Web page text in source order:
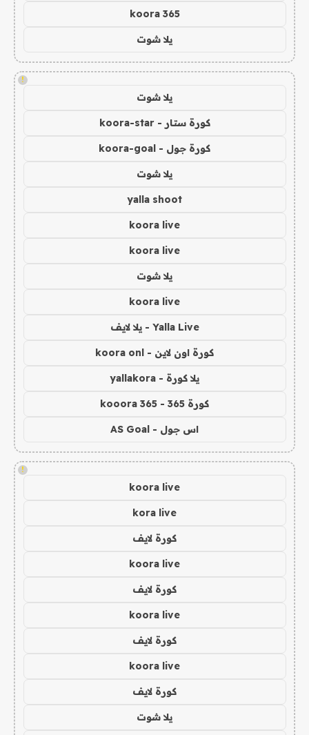
koora 365
يلا شوت
!
يلا شوت
كورة ستار - koora-star
كورة جول - koora-goal
يلا شوت
yalla shoot
koora live
koora live
يلا شوت
koora live
Yalla Live - يلا لايف
كورة اون لاين - koora onl
يلا كورة - yallakora
كورة 365 - kooora 365
اس جول - AS Goal
!
koora live
kora live
كورة لايف
koora live
كورة لايف
koora live
كورة لايف
koora live
كورة لايف
يلا شوت